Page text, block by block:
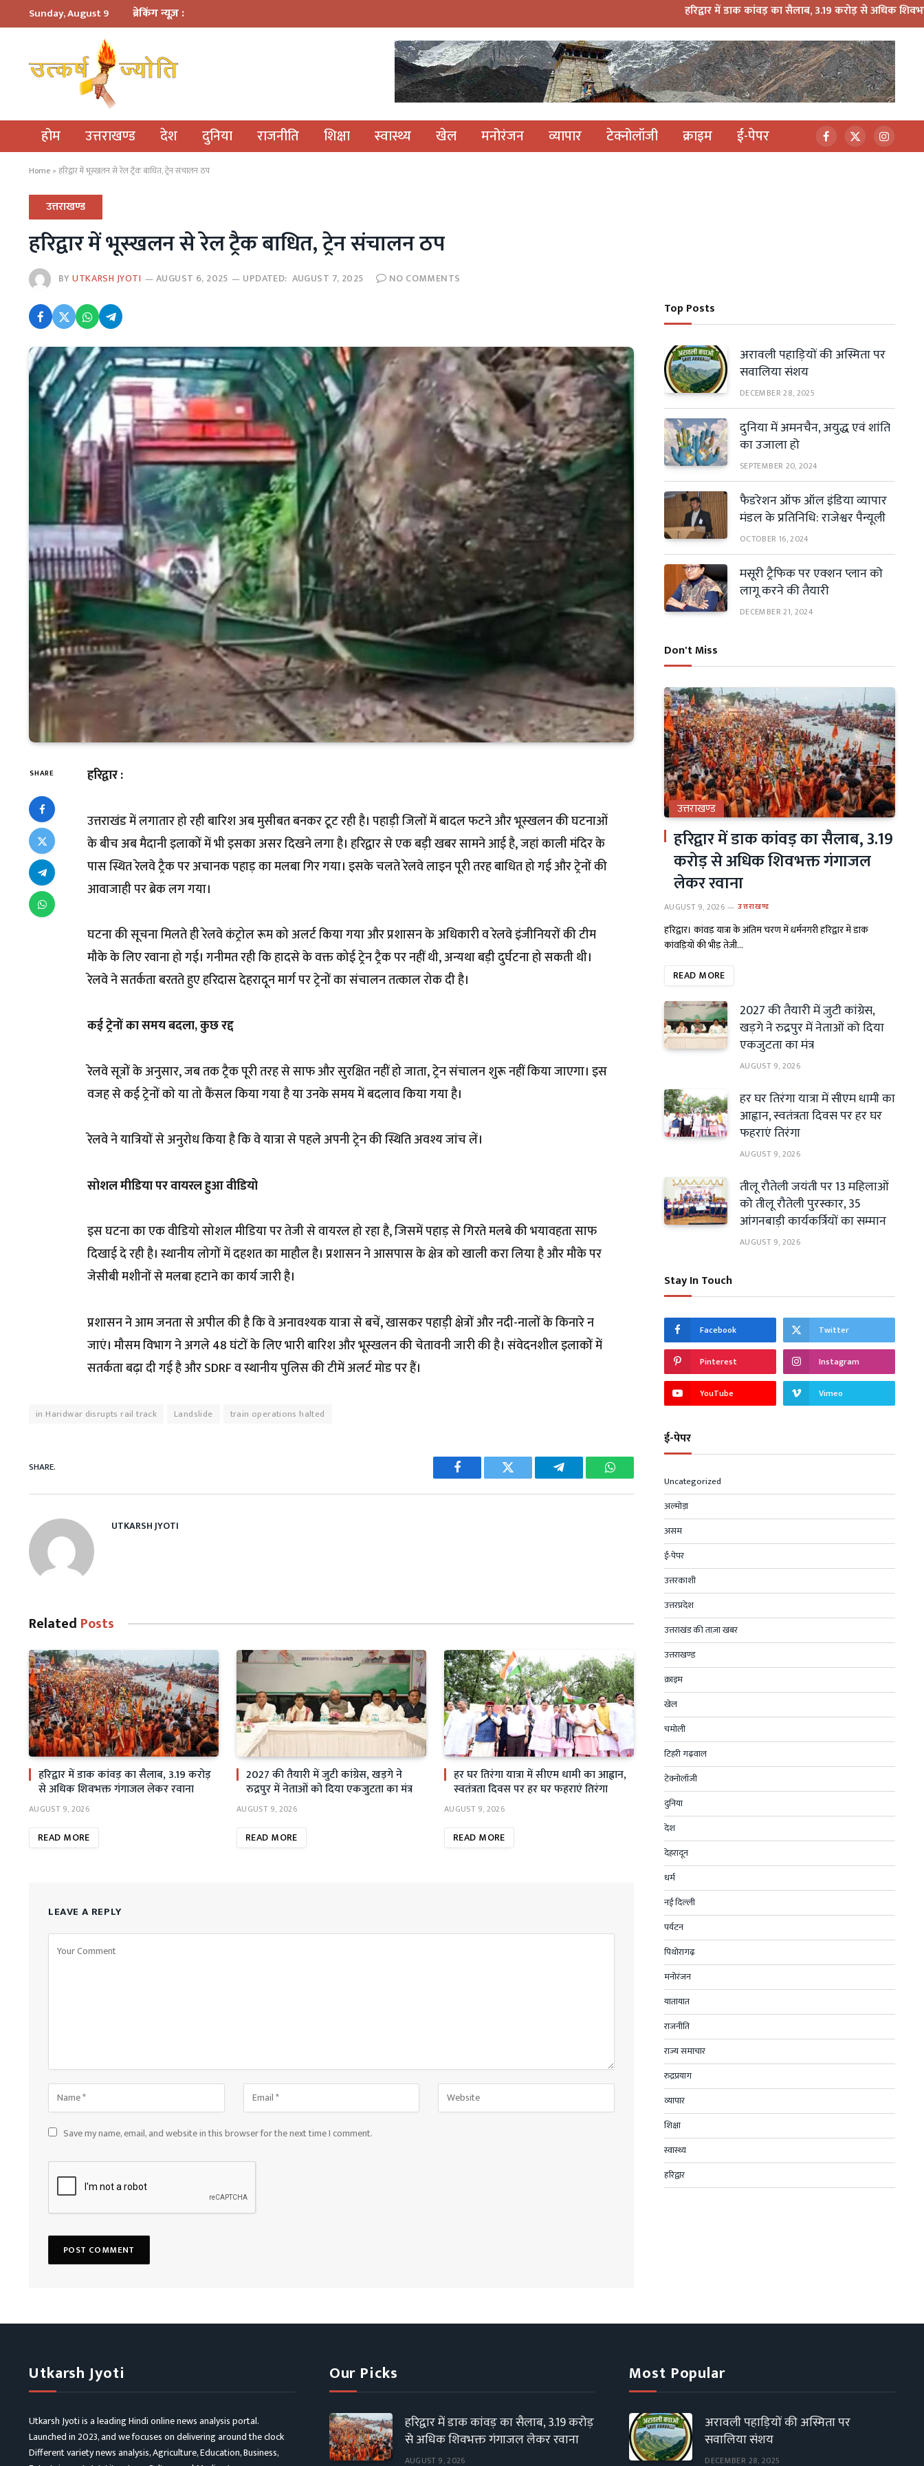
Sunday, August 9 ब्रेकिंग न्यूज़ : हरिद्वार में डाक कांवड़ का सैलाब, 3.19 करोड़ से अधिक शिवभक्त गंगाजल
होम उत्तराखण्ड देश दुनिया राजनीति शिक्षा स्वास्थ्य खेल मनोरंजन व्यापार टेक्नोलॉजी क्राइम ई-पेपर Facebook
X
(Twitter)
Home » हरिद्वार में भूस्खलन से रेल ट्रैक बाधित, ट्रेन संचालन ठप
उत्तराखण्ड
हरिद्वार में भूस्खलन से रेल ट्रैक बाधित, ट्रेन संचालन ठप
BYUTKARSH JYOTI AUGUST 6, 2025 UPDATED: AUGUST 7, 2025 NO COMMENTS
SHARE हरिद्वार :
उत्तराखंड में लगातार हो रही बारिश अब मुसीबत बनकर टूट रही है। पहाड़ी जिलों में बादल फटने और भूस्खलन की घटनाओं
के बीच अब मैदानी इलाकों में भी इसका असर दिखने लगा है। हरिद्वार से एक बड़ी खबर सामने आई है, जहां काली मंदिर के
पास स्थित रेलवे ट्रैक पर अचानक पहाड़ का मलबा गिर गया। इसके चलते रेलवे लाइन पूरी तरह बाधित हो गई और ट्रेनों की
आवाजाही पर ब्रेक लग गया।
घटना की सूचना मिलते ही रेलवे कंट्रोल रूम को अलर्ट किया गया और प्रशासन के अधिकारी व रेलवे इंजीनियरों की टीम
मौके के लिए रवाना हो गई। गनीमत रही कि हादसे के वक्त कोई ट्रेन ट्रैक पर नहीं थी, अन्यथा बड़ी दुर्घटना हो सकती थी।
रेलवे ने सतर्कता बरतते हुए हरिदास देहरादून मार्ग पर ट्रेनों का संचालन तत्काल रोक दी है।
कई ट्रेनों का समय बदला, कुछ रद्द
रेलवे सूत्रों के अनुसार, जब तक ट्रैक पूरी तरह से साफ और सुरक्षित नहीं हो जाता, ट्रेन संचालन शुरू नहीं किया जाएगा। इस
वजह से कई ट्रेनों को या तो कैंसल किया गया है या उनके समय में बदलाव किया गया है।
रेलवे ने यात्रियों से अनुरोध किया है कि वे यात्रा से पहले अपनी ट्रेन की स्थिति अवश्य जांच लें।
सोशल मीडिया पर वायरल हुआ वीडियो
इस घटना का एक वीडियो सोशल मीडिया पर तेजी से वायरल हो रहा है, जिसमें पहाड़ से गिरते मलबे की भयावहता साफ
दिखाई दे रही है। स्थानीय लोगों में दहशत का माहौल है। प्रशासन ने आसपास के क्षेत्र को खाली करा लिया है और मौके पर
जेसीबी मशीनों से मलबा हटाने का कार्य जारी है।
प्रशासन ने आम जनता से अपील की है कि वे अनावश्यक यात्रा से बचें, खासकर पहाड़ी क्षेत्रों और नदी-नालों के किनारे न
जाएं। मौसम विभाग ने अगले 48 घंटों के लिए भारी बारिश और भूस्खलन की चेतावनी जारी की है। संवेदनशील इलाकों में
सतर्कता बढ़ा दी गई है और SDRF व स्थानीय पुलिस की टीमें अलर्ट मोड पर हैं।
in Haridwar disrupts rail track Landslide train operations halted
SHARE.
Facebook Twitter Telegram WhatsApp
UTKARSH JYOTI
Related Posts
हरिद्वार में डाक कांवड़ का सैलाब, 3.19 करोड़
से अधिक शिवभक्त गंगाजल लेकर रवाना
AUGUST 9, 2026
READ MORE
2027 की तैयारी में जुटी कांग्रेस, खड़गे ने
रुद्रपुर में नेताओं को दिया एकजुटता का मंत्र
AUGUST 9, 2026
READ MORE
हर घर तिरंगा यात्रा में सीएम धामी का आह्वान,
स्वतंत्रता दिवस पर हर घर फहराएं तिरंगा
AUGUST 9, 2026
READ MORE
LEAVE A REPLY
Save my name, email, and website in this browser for the next time I comment.
Top Posts
अरावली पहाड़ियों की अस्मिता पर
सवालिया संशय
DECEMBER 28, 2025
दुनिया में अमनचैन, अयुद्ध एवं शांति
का उजाला हो
SEPTEMBER 20, 2024
फैडरेशन ऑफ ऑल इंडिया व्यापार
मंडल के प्रतिनिधि: राजेश्वर पैन्यूली
OCTOBER 16, 2024
मसूरी ट्रैफिक पर एक्शन प्लान को
लागू करने की तैयारी
DECEMBER 21, 2024
Don't Miss
उत्तराखण्ड
हरिद्वार में डाक कांवड़ का सैलाब, 3.19
करोड़ से अधिक शिवभक्त गंगाजल
लेकर रवाना
AUGUST 9, 2026 उत्तराखण्ड
हरिद्वार। कांवड़ यात्रा के अंतिम चरण में धर्मनगरी हरिद्वार में डाक
कांवड़ियों की भीड़ तेजी…
READ MORE
2027 की तैयारी में जुटी कांग्रेस,
खड़गे ने रुद्रपुर में नेताओं को दिया
एकजुटता का मंत्र
AUGUST 9, 2026
हर घर तिरंगा यात्रा में सीएम धामी का
आह्वान, स्वतंत्रता दिवस पर हर घर
फहराएं तिरंगा
AUGUST 9, 2026
तीलू रौतेली जयंती पर 13 महिलाओं
को तीलू रौतेली पुरस्कार, 35
आंगनबाड़ी कार्यकर्त्रियों का सम्मान
AUGUST 9, 2026
Stay In Touch
Facebook Twitter
Pinterest Instagram
YouTube Vimeo
ई-पेपर
Uncategorized
अल्मोड़ा
असम
ई-पेपर
उत्तरकाशी
उत्तरप्रदेश
उत्तराखंड की ताज़ा खबर
उत्तराखण्ड
क्राइम
खेल
चमोली
टिहरी गढ़वाल
टेक्नोलॉजी
दुनिया
देश
देहरादून
धर्म
नई दिल्ली
पर्यटन
पिथोरागढ़
मनोरंजन
यातायात
राजनीति
राज्य समाचार
रुद्रप्रयाग
व्यापार
शिक्षा
स्वास्थ्य
हरिद्वार
Utkarsh Jyoti
Utkarsh Jyoti is a leading Hindi online news analysis portal.
Launched in 2023, and we focuses on delivering around the clock
Different variety news analysis, Agriculture, Education, Business,
Our Picks
हरिद्वार में डाक कांवड़ का सैलाब, 3.19 करोड़
से अधिक शिवभक्त गंगाजल लेकर रवाना
AUGUST 9, 2026
Most Popular
अरावली पहाड़ियों की अस्मिता पर
सवालिया संशय
DECEMBER 28, 2025